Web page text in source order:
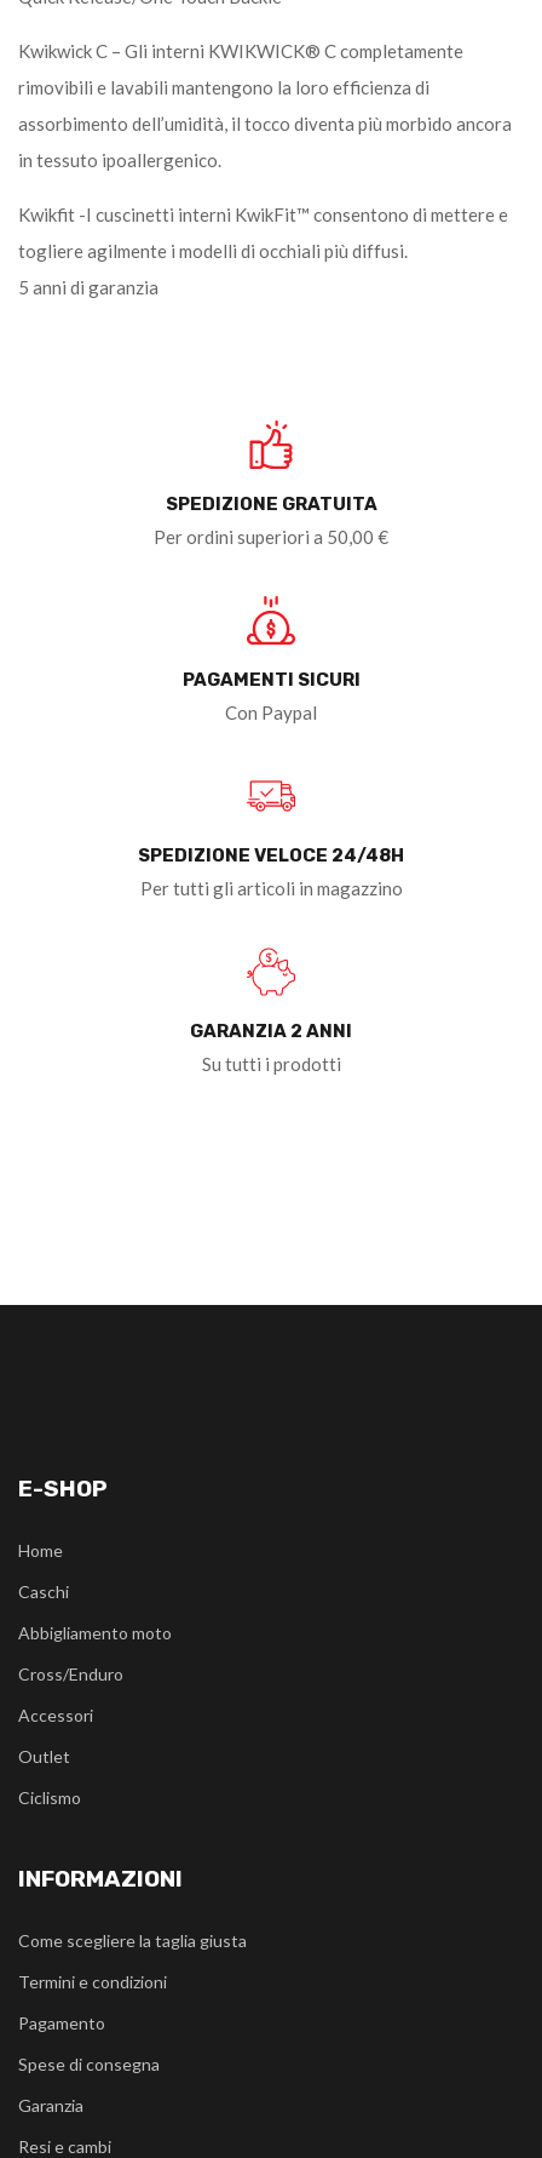
Kwikwick C – Gli interni KWIKWICK® C completamente
rimovibili e lavabili mantengono la loro efficienza di
assorbimento dell’umidità, il tocco diventa più morbido ancora
in tessuto ipoallergenico.
Kwikfit -I cuscinetti interni KwikFit™ consentono di mettere e
togliere agilmente i modelli di occhiali più diffusi.
5 anni di garanzia
SPEDIZIONE GRATUITA
Per ordini superiori a 50,00 €
PAGAMENTI SICURI
Con Paypal
SPEDIZIONE VELOCE 24/48H
Per tutti gli articoli in magazzino
GARANZIA 2 ANNI
Su tutti i prodotti
E-SHOP
Home
Caschi
Abbigliamento moto
Cross/Enduro
Accessori
Outlet
Ciclismo
INFORMAZIONI
Come scegliere la taglia giusta
Termini e condizioni
Pagamento
Spese di consegna
Garanzia
Resi e cambi